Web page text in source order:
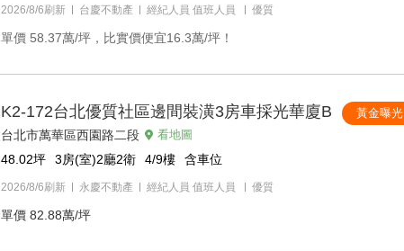
2026/8/6刷新 台慶不動產 經紀人員 值班人員 優質
單價 58.37萬/坪，比實價便宜16.3萬/坪！
K2-172台北優質社區邊間裝潢3房車採光華廈B 黃金曝光
台北市萬華區西園路二段 看地圖
48.02坪 3房(室)2廳2衛 4/9樓 含車位
2026/8/6刷新 永慶不動產 經紀人員 值班人員 優質
單價 82.88萬/坪